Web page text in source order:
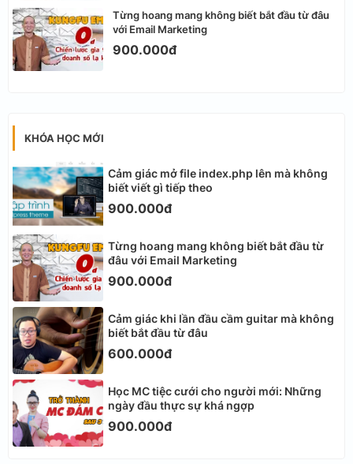
Từng hoang mang không biết bắt đầu từ đâu
với Email Marketing
900.000đ
KHÓA HỌC MỚI
Cảm giác mở file index.php lên mà không
biết viết gì tiếp theo
900.000đ
Từng hoang mang không biết bắt đầu từ
đâu với Email Marketing
900.000đ
Cảm giác khi lần đầu cầm guitar mà không
biết bắt đầu từ đâu
600.000đ
Học MC tiệc cưới cho người mới: Những
ngày đầu thực sự khá ngợp
900.000đ